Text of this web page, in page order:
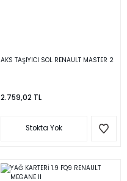
AKS TAŞIYICI SOL RENAULT MASTER 2
2.759,02 TL
Stokta Yok